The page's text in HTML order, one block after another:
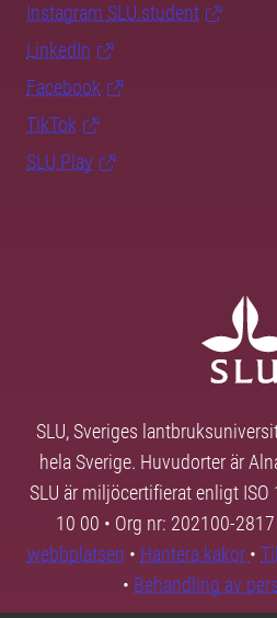
Instagram SLU.student
LinkedIn
Facebook
TikTok
SLU Play
SLU, Sveriges
hela Sverige. Huvudorter är
SLU är miljöcertifierat enligt
10 00 • Org nr: 202100-2817
webbplatsen • Hantera kakor •
• Behandling av